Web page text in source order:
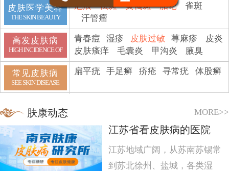
皮肤医学美容
THE SKIN BEAUTY
疤痕 祛斑 黄褐斑 胎记
雀斑
汗管瘤
高发皮肤病
HIGH INCIDENCE OF
青春痘 湿疹 皮肤过敏 荨麻疹
皮炎
皮肤瘙痒
毛囊炎 甲沟炎 腋臭
常见皮肤病
SEE SKIN DISEASE
扁平疣 手足癣 疥疮 寻常疣 体股癣
肤康动态 MORE>>
江苏省看皮肤病的医院
江苏地域广阔，从苏南苏锡常
到苏北徐州、盐城，各类湿